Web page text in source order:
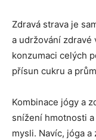
Zdravá strava je
a udržování zdravé
konzumaci celých
přísun cukru a
Kombinace jógy a
snížení hmotnosti
mysli. Navíc, jóga